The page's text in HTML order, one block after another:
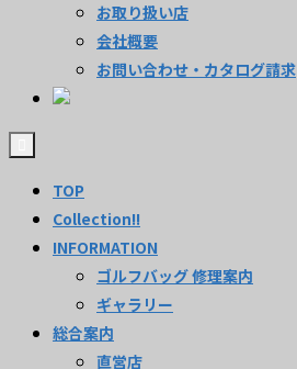
お取り扱い店
会社概要
お問い合わせ・カタログ請求
TOP
Collection!!
INFORMATION
ゴルフバッグ 修理案内
ギャラリー
総合案内
直営店